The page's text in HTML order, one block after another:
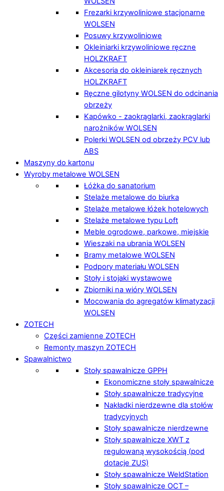
Frezarki krzywoliniowe stacjonarne
WOLSEN
Posuwy krzywoliniowe
Okleiniarki krzywoliniowe ręczne
HOLZKRAFT
Akcesoria do okleiniarek ręcznych
HOLZKRAFT
Ręczne gilotyny WOLSEN do odcinania
obrzeży
Kapówko - zaokrąglarki, zaokrąglarki
narożników WOLSEN
Polerki WOLSEN od obrzeży PCV lub
ABS
Maszyny do kartonu
Wyroby metalowe WOLSEN
Łóżka do sanatorium
Stelaże metalowe do biurka
Stelaże metalowe łóżek hotelowych
Stelaże metalowe typu Loft
Meble ogrodowe, parkowe, miejskie
Wieszaki na ubrania WOLSEN
Bramy metalowe WOLSEN
Podpory materiału WOLSEN
Stoły i stojaki wystawowe
Zbiorniki na wióry WOLSEN
Mocowania do agregatów klimatyzacji
WOLSEN
ZOTECH
Części zamienne ZOTECH
Remonty maszyn ZOTECH
Spawalnictwo
Stoły spawalnicze GPPH
Ekonomiczne stoły spawalnicze
Stoły spawalnicze tradycyjne
Nakładki nierdzewne dla stołów
tradycyjnych
Stoły spawalnicze nierdzewne
Stoły spawalnicze XWT z
regulowaną wysokością (pod
dotacje ZUS)
Stoły spawalnicze WeldStation
Stoły spawalnicze OCT –